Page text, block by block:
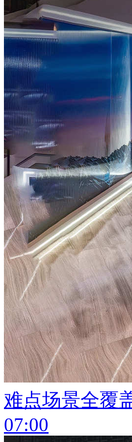
难点场景全覆
07:00